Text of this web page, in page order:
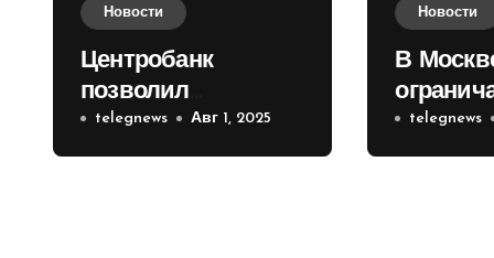
Новости
Центробанк
позволил
инвесторам из
враждебных
telegnews Авг 1, 2025
Новости
В
telegnews